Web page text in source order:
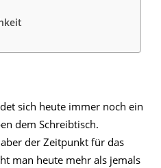
sich heute immer noch ein
dem Schreibtisch.
der Zeitpunkt für das
man heute mehr als jemals